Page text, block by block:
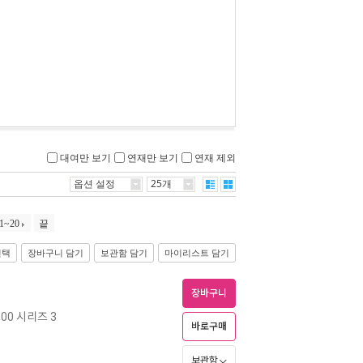
대여만 보기 연재만 보기 연재 제외
옵션 설정 25개
끝
장바구니 담기 보관함 담기 마이리스트 담기
시리즈 3
장바구니
바로구매
보관함